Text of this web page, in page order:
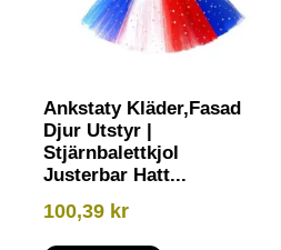
Ankstaty Kläder,Fasad
Djur Utstyr |
Stjärnbalettkjol
Justerbar Hatt...
100,39 kr